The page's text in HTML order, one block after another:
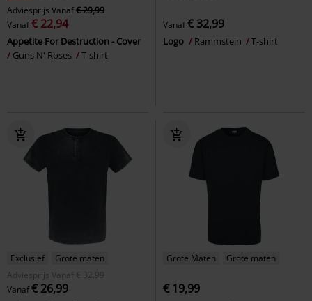
Adviesprijs Vanaf€ 29,99
Vanaf€ 22,94
Appetite For Destruction - Cover
Guns N' Roses
T-shirt
Vanaf€ 32,99
Logo Rammstein T-shirt
Exclusief
Grote maten
Adviesprijs
Vanaf € 32,99
Vanaf€ 26,99
Grote Maten Grote maten
€ 19,99